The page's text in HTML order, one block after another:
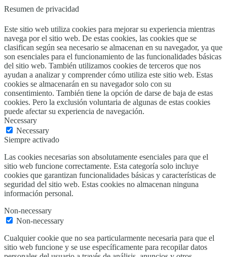
Resumen de privacidad
Este sitio web utiliza cookies para mejorar su experiencia mientras
navega por el sitio web. De estas cookies, las cookies que se
clasifican según sea necesario se almacenan en su navegador, ya que
son esenciales para el funcionamiento de las funcionalidades básicas
del sitio web. También utilizamos cookies de terceros que nos
ayudan a analizar y comprender cómo utiliza este sitio web. Estas
cookies se almacenarán en su navegador solo con su
consentimiento. También tiene la opción de darse de baja de estas
cookies. Pero la exclusión voluntaria de algunas de estas cookies
puede afectar su experiencia de navegación.
Necessary
Necessary
Siempre activado
Las cookies necesarias son absolutamente esenciales para que el
sitio web funcione correctamente. Esta categoría solo incluye
cookies que garantizan funcionalidades básicas y características de
seguridad del sitio web. Estas cookies no almacenan ninguna
información personal.
Non-necessary
Non-necessary
Cualquier cookie que no sea particularmente necesaria para que el
sitio web funcione y se use específicamente para recopilar datos